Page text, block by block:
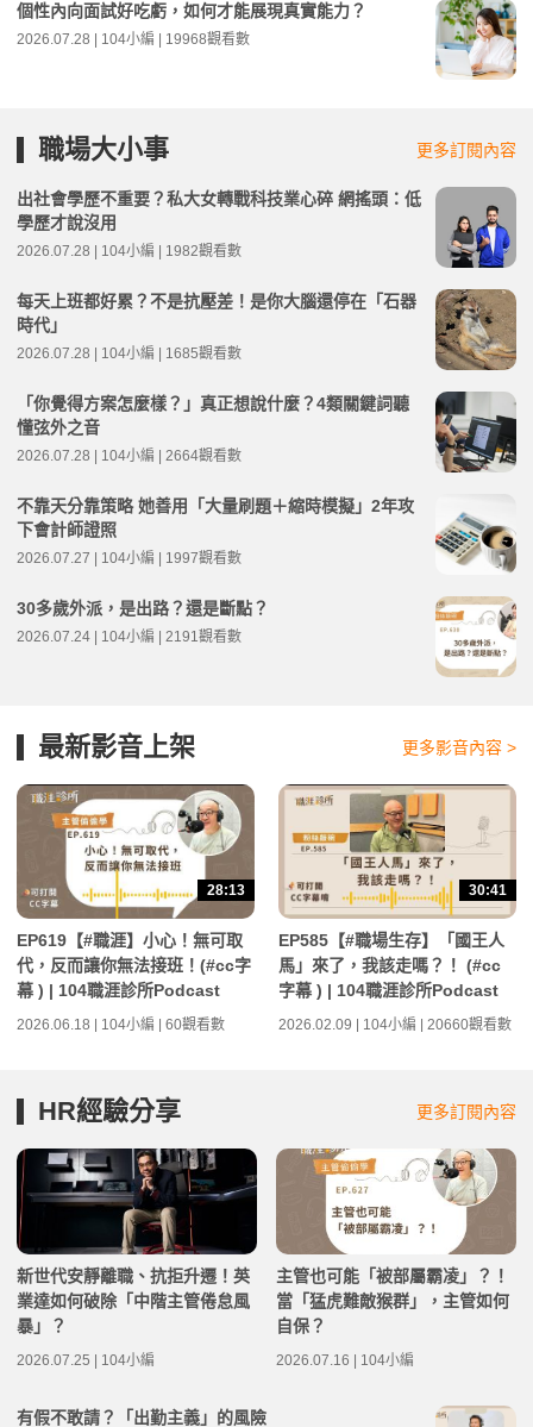
個性內向面試好吃虧，如何才能展現真實能力？
2026.07.28 | 104小編 | 19968觀看數
職場大小事 更多訂閱內容
出社會學歷不重要？私大女轉戰科技業心碎 網搖頭：低
學歷才說沒用
2026.07.28 | 104小編 | 1982觀看數
每天上班都好累？不是抗壓差！是你大腦還停在「石器
時代」
2026.07.28 | 104小編 | 1685觀看數
「你覺得方案怎麼樣？」真正想說什麼？4類關鍵詞聽
懂弦外之音
2026.07.28 | 104小編 | 2664觀看數
不靠天分靠策略 她善用「大量刷題＋縮時模擬」2年攻
下會計師證照
2026.07.27 | 104小編 | 1997觀看數
30多歲外派，是出路？還是斷點？
2026.07.24 | 104小編 | 2191觀看數
最新影音上架 更多影音內容 >
28:13
EP619【#職涯】小心！無可取
代，反而讓你無法接班！(#cc字
幕 ) | 104職涯診所Podcast
2026.06.18 | 104小編 | 60觀看數
30:41
EP585【#職場生存】「國王人
馬」來了，我該走嗎？！ (#cc
字幕 ) | 104職涯診所Podcast
2026.02.09 | 104小編 | 20660觀看數
HR經驗分享 更多訂閱內容
新世代安靜離職、抗拒升遷！英
業達如何破除「中階主管倦怠風
暴」？
2026.07.25 | 104小編
主管也可能「被部屬霸凌」？！
當「猛虎難敵猴群」，主管如何
自保？
2026.07.16 | 104小編
有假不敢請？「出勤主義」的風險